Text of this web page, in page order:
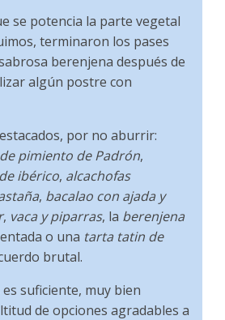
se potencia la parte vegetal
terminaron los pases
berenjena después de
algún postre con
por no aburrir:
pimiento de Padrón,
ibérico, alcachofas
, bacalao con ajada y
, vaca y piparras, la berenjena
o una tarta tatin de
brutal.
es suficiente, muy bien
de opciones agradables a